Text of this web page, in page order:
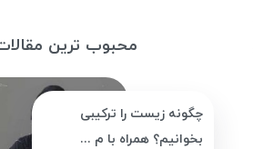
محبوب ترین
چگونه زیست را ترکیبی
بخوانیم؟ همراه با م ...